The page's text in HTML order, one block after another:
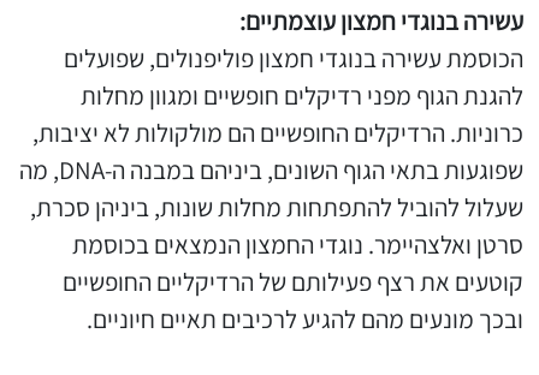
עשירה בנוגדי חמצון עוצמתיים:
הכוסמת עשירה בנוגדי חמצון פוליפנולים, שפועלים
להגנת הגוף מפני רדיקלים חופשיים ומגוון מחלות
כרוניות. הרדיקלים החופשיים הם מולקולות לא יציבות,
שפוגעות בתאי הגוף השונים, ביניהם במבנה ה-DNA, מה
שעלול להוביל להתפתחות מחלות שונות, ביניהן סכרת,
סרטן ואלצהיימר. נוגדי החמצון הנמצאים בכוסמת
קוטעים את רצף פעילותם של הרדיקליים החופשיים
ובכך מונעים מהם להגיע לרכיבים תאיים חיוניים.